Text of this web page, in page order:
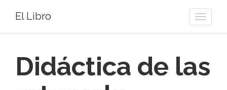
Toggle
El Libro
Didáctica de las